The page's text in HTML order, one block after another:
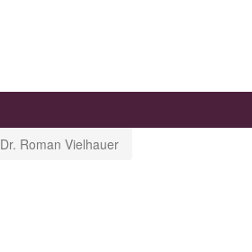
Dr. Roman Vielhauer